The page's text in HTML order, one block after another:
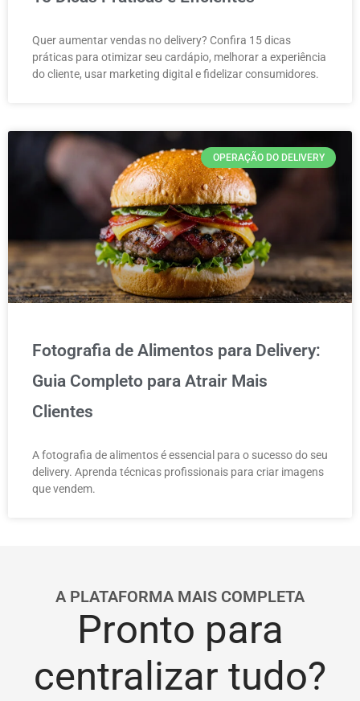
Quer aumentar vendas no delivery? Confira 15 dicas
práticas para otimizar seu cardápio, melhorar a experiência
do cliente, usar marketing digital e fidelizar consumidores.
OPERAÇÃO DO DELIVERY
Fotografia de Alimentos para Delivery:
Guia Completo para Atrair Mais
Clientes
A fotografia de alimentos é essencial para o sucesso do seu
delivery. Aprenda técnicas profissionais para criar imagens
que vendem.
A PLATAFORMA MAIS COMPLETA
Pronto para
centralizar tudo?